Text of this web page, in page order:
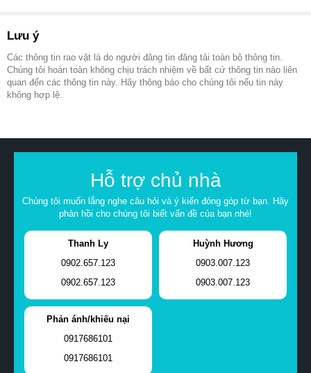
Lưu ý
Các thông tin rao vặt là do người đăng tin đăng tải toàn bộ thông tin.
Chúng tôi hoàn toàn không chịu trách nhiệm về bất cứ thông tin nào liên
quan đến các thông tin này. Hãy thông báo cho chúng tôi nếu tin này
không hợp lệ.
Hỗ trợ chủ nhà
Chúng tôi muốn lắng nghe câu hỏi và ý kiến đóng góp từ bạn. Hãy
phản hồi cho chúng tôi biết vấn đề của bạn nhé!
Thanh Ly
0902.657.123
0902.657.123
Huỳnh Hương
0903.007.123
0903.007.123
Phản ánh/khiếu nại
0917686101
0917686101